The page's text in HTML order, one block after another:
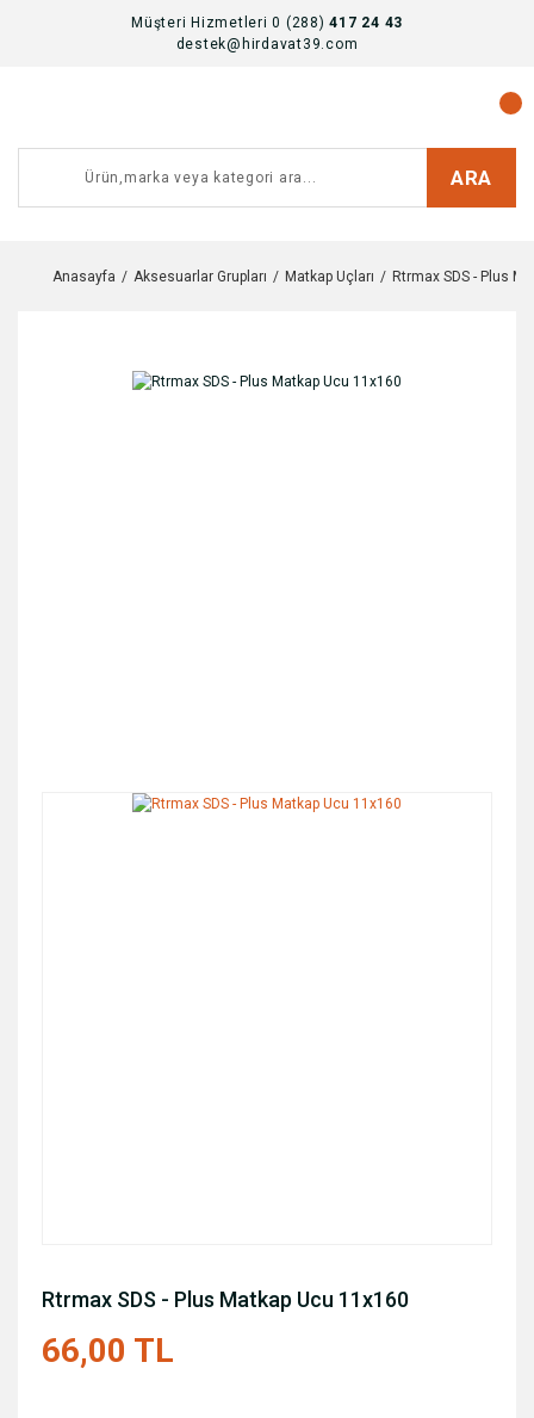
Müşteri Hizmetleri 0 (288)417 24 43
destek@hirdavat39.com
ARA
Anasayfa Aksesuarlar Grupları Matkap Uçları Rtrmax SDS - Plus
Rtrmax SDS - Plus Matkap Ucu 11x160
66,00 TL